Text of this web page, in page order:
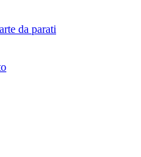
da parati